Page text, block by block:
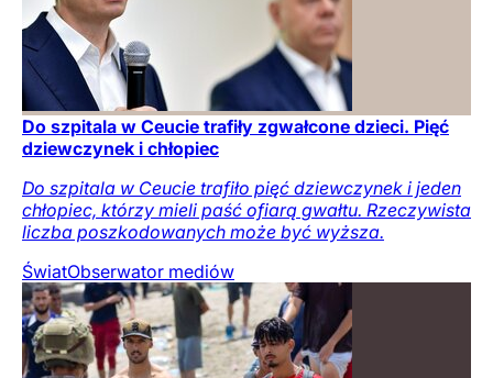
Do szpitala w Ceucie trafiły zgwałcone dzieci. Pięć
dziewczynek i chłopiec
Do szpitala w Ceucie trafiło pięć dziewczynek i jeden
chłopiec, którzy mieli paść ofiarą gwałtu. Rzeczywista
liczba poszkodowanych może być wyższa.
ŚwiatObserwator mediów